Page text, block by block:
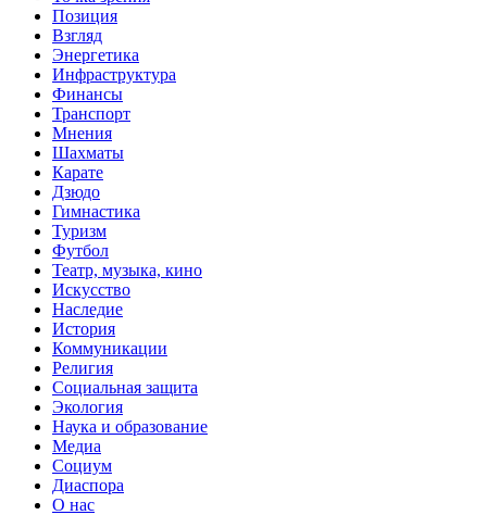
Позиция
Взгляд
Энергетика
Инфраструктура
Финансы
Транспорт
Мнения
Шахматы
Карате
Дзюдо
Гимнастика
Туризм
Футбол
Театр, музыка, кино
Искусство
Наследие
История
Коммуникации
Религия
Социальная защита
Экология
Наука и образование
Медиа
Социум
Диаспора
О нас